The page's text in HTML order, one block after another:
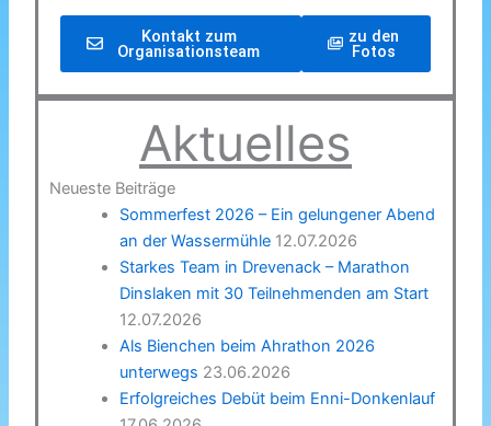
Kontakt zum
Organisationsteam
zu den
Fotos
Aktuelles
Neueste Beiträge
Sommerfest 2026 – Ein gelungener Abend
an der Wassermühle 12.07.2026
Starkes Team in Drevenack – Marathon
Dinslaken mit 30 Teilnehmenden am Start
12.07.2026
Als Bienchen beim Ahrathon 2026
unterwegs 23.06.2026
Erfolgreiches Debüt beim Enni-Donkenlauf